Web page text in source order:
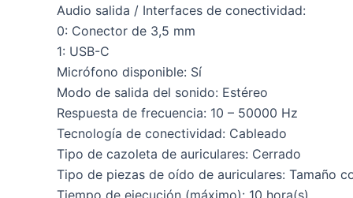
Audio salida / Interfaces de conectividad:
0: Conector de 3,5 mm
1: USB-C
Micrófono disponible: Sí
Modo de salida del sonido: Estéreo
Respuesta de frecuencia: 10 – 50000 Hz
Tecnología de conectividad: Cableado
Tipo de cazoleta de auriculares: Cerrado
Tipo de piezas de oído de auriculares: Tamaño